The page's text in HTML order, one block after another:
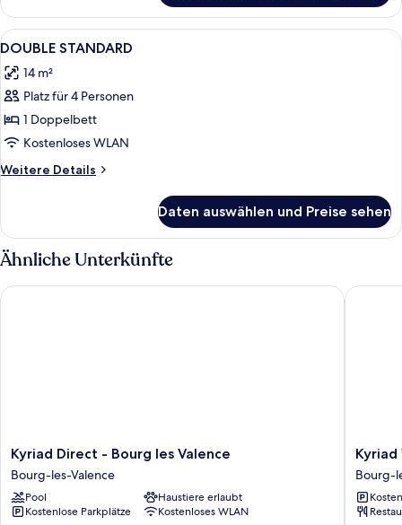
Alle
Fotos
für
DOUBLE
STANDARD
anzeigen
Ein Hotelzimmer mit zwei Betten,
10
DOUBLE STANDARD
14 m²
Platz für 4 Personen
1 Doppelbett
Kostenloses WLAN
Weitere Details
Weitere
STANDARD
Daten auswählen und Preise sehen
Ähnliche Unterkünfte
Kyriad
Direct
-
Bourg
les
Kyriad Direct - Bourg les Valence
Bourg-les-Valence
Pool
Haustiere erlaubt
Kostenlose Parkplätze
Kostenloses WLAN
Kyriad Direct - Bourg les Valence
Kyriad
Valence
Nord
Bourg-
les-
Kyriad
Bourg-
Kyriad